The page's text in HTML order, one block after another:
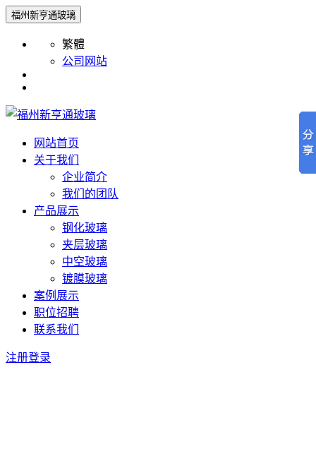
福州新亨通玻璃
繁體
公司网站
网站首页
关于我们
企业简介
我们的团队
产品展示
钢化玻璃
夹层玻璃
中空玻璃
镀膜玻璃
案例展示
职位招聘
联系我们
注册登录